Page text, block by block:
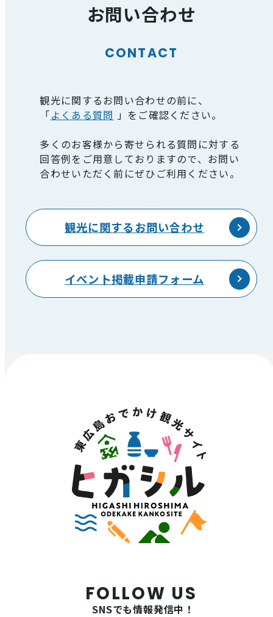
FOLLOW US
SNSでも情報発信中！
お問い合わせ
CONTACT
観光に関するお問い合わせの前に、
「よくある質問 」をご確認ください。
多くのお客様から寄せられる質問に対する
回答例をご用意しておりますので、お問い
合わせいただく前にぜひご利用ください。
観光に関するお問い合わせ
イベント掲載申請フォーム